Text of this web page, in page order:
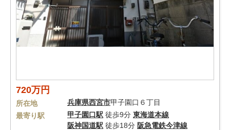
720万円
所在地 兵庫県西宮市甲子園口６丁目
最寄り駅
甲子園口駅 徒歩9分 東海道本線
阪神国道駅 徒歩18分 阪急電鉄今津線